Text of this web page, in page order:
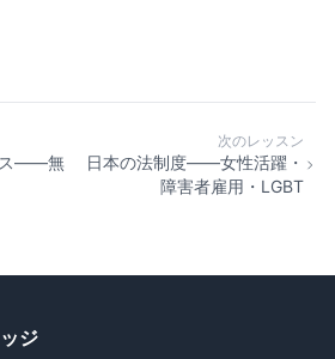
ス——無
次のレッスン
日本の法制度——女性活躍・
障害者雇用・LGBT
ジ